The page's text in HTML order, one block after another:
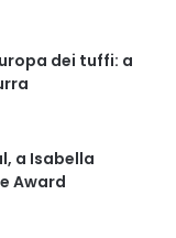
dei tuffi: a
a Isabella
Award